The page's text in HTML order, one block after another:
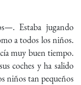
Estaba jugando
a todos los niños.
muy buen tiempo.
coches y ha salido
niños tan pequeños